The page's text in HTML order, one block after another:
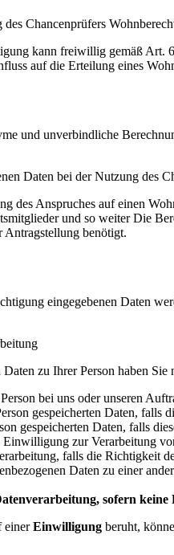
Chancenprüfers
kann freiwillig gemäß
auf die Erteilung eines
und unverbindliche
Daten bei der Nutzung des
des Anspruches auf einen
und so weiter Die
Antragstellung benötigt.
eingegebenen Daten
zu Ihrer Person haben
bei uns oder unseren
gespeicherten Daten, falls
gespeicherten Daten, falls
Einwilligung zur Verarbeitung
falls die Richtigkeit
Daten zu einer
sofern
einerEinwilligung beruht,